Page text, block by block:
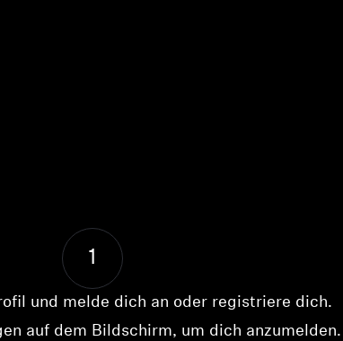
1
und melde dich an oder registriere dich.
auf dem Bildschirm, um dich anzumelden.